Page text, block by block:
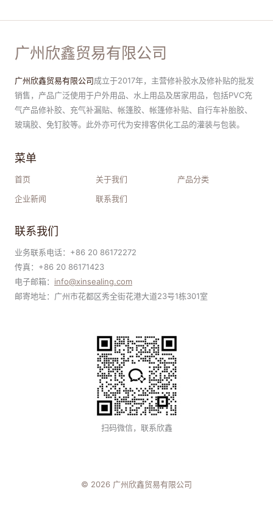
广州欣鑫贸易有限公司
广州欣鑫贸易有限公司成立于2017年，主营修补胶水及修补贴的批发
销售，产品广泛使用于户外用品、水上用品及居家用品，包括PVC充
气产品修补胶、充气补漏贴、帐篷胶、帐篷修补贴、自行车补胎胶、
玻璃胶、免钉胶等。此外亦可代为安排客供化工品的灌装与包装。
菜单
首页 关于我们
产品分类
企业新闻
联系我们
联系我们
业务联系电话：+86 20 86172272
传真：+86 20 86171423
电子邮箱： info@xinsealing.com
邮寄地址：广州市花都区秀全街花港大道23号1栋301室
扫码微信，联系欣鑫
© 2026 广州欣鑫贸易有限公司